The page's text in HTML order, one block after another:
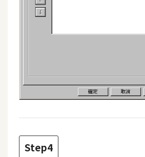
Step4